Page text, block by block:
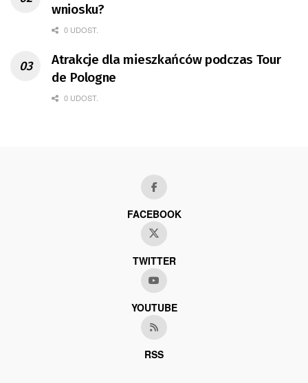
wniosku?
0 UDOST.
Atrakcje dla mieszkańców podczas Tour
de Pologne
0 UDOST.
FACEBOOK
TWITTER
YOUTUBE
RSS